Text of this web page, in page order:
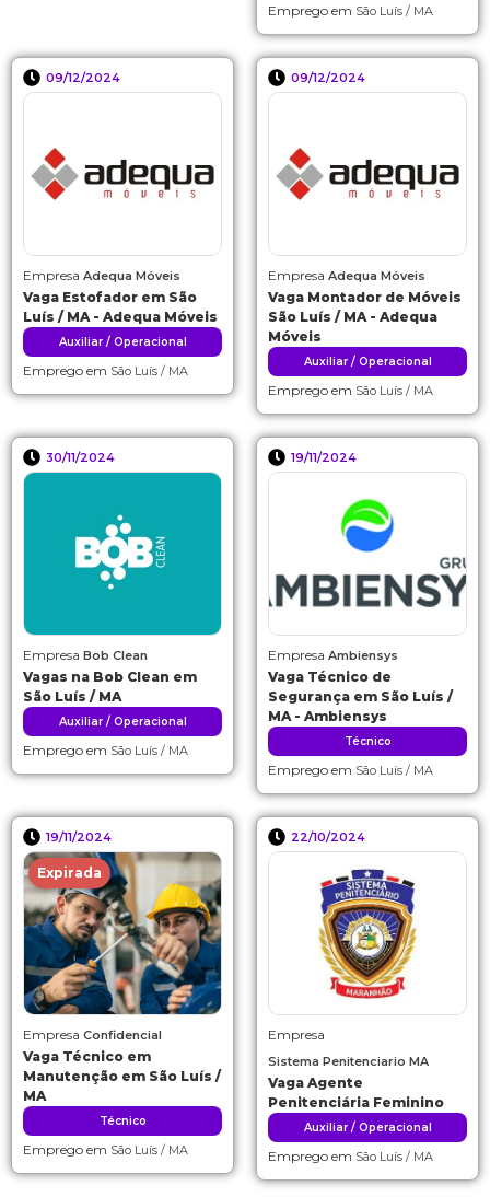
Emprego em São Luís / MA
09/12/2024
Empresa Adequa Móveis
Vaga Estofador em São
Luís / MA - Adequa Móveis
Auxiliar / Operacional
Emprego em São Luís / MA
09/12/2024
Empresa Adequa Móveis
Vaga Montador de Móveis
São Luís / MA - Adequa
Móveis
Auxiliar / Operacional
Emprego em São Luís / MA
30/11/2024
Empresa Bob Clean
Vagas na Bob Clean em
São Luís / MA
Auxiliar / Operacional
Emprego em São Luís / MA
19/11/2024
Empresa Ambiensys
Vaga Técnico de
Segurança em São Luís /
MA - Ambiensys
Técnico
Emprego em São Luís / MA
19/11/2024
Expirada
Empresa Confidencial
Vaga Técnico em
Manutenção em São Luís /
MA
Técnico
Emprego em São Luís / MA
22/10/2024
Empresa
Sistema Penitenciario MA
Vaga Agente
Penitenciária Feminino
Auxiliar / Operacional
Emprego em São Luís / MA